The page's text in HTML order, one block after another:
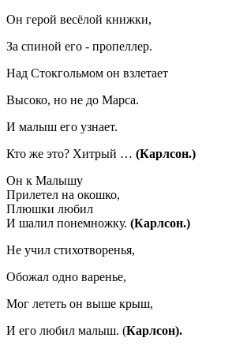
Он герой весёлой книжки,
За спиной его - пропеллер.
Над Стокгольмом он взлетает
Высоко, но не до Марса.
И малыш его узнает.
Кто же это? Хитрый … (Карлсон.)
Он к Малышу
Прилетел на окошко,
Плюшки любил
И шалил понемножку. (Карлсон.)
Не учил стихотворенья,
Обожал одно варенье,
Мог лететь он выше крыш,
И его любил малыш. (Карлсон).